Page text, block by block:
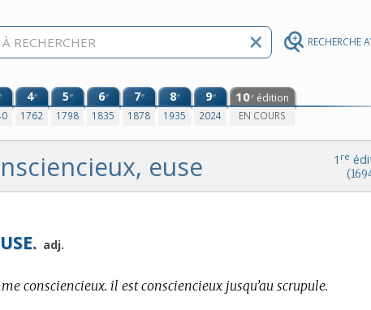
RECHERCHE
4e
1762
5e
1798
6e
1835
7e
1878
8e
1935
9e
2024
10e édition
EN COURS
1 re
euse
adj.
consciencieux. il est consciencieux jusqu’au scrupule.